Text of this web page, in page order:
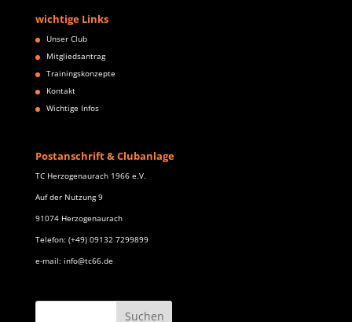
wichtige Links
Unser Club
Mitgliedsantrag
Trainingskonzepte
Kontakt
Wichtige Infos
Postanschrift & Clubanlage
TC Herzogenaurach 1966 e.V.
Auf der Nutzung 9
91074 Herzogenaurach
Telefon: (+49) 09132 7299899
e-mail: info@tc66.de